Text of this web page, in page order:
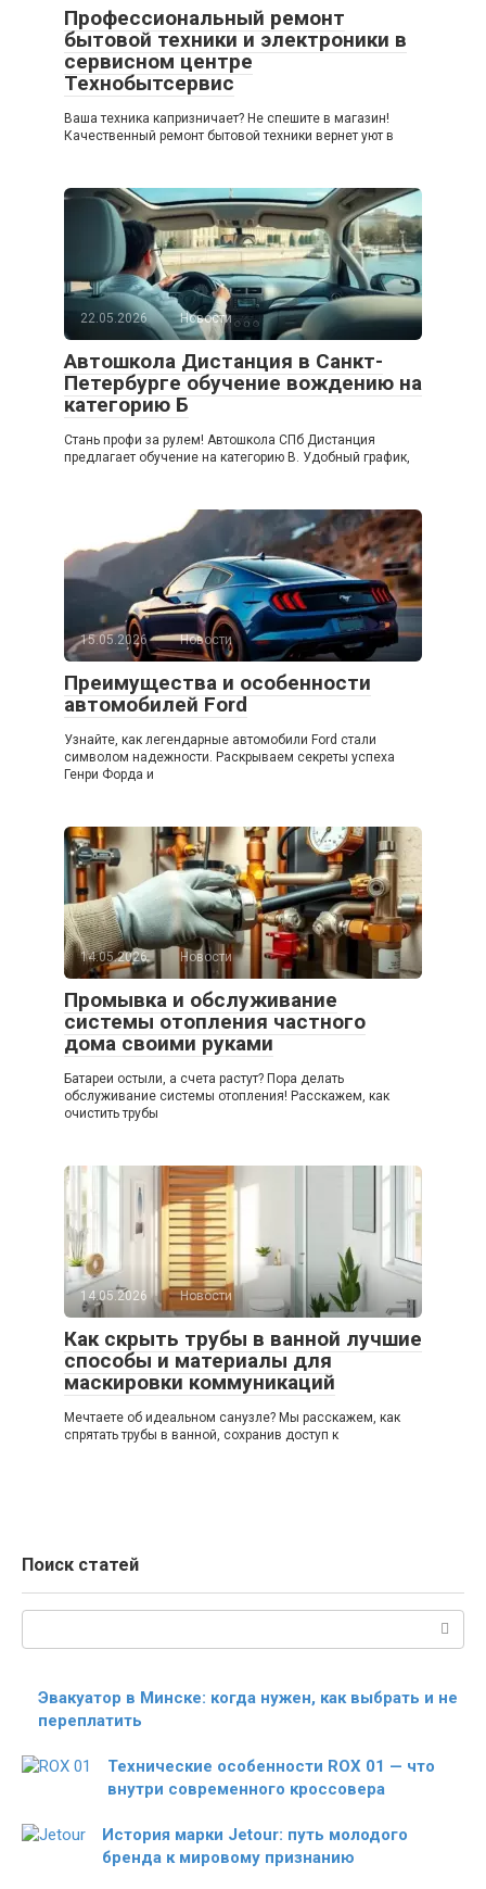
Профессиональный ремонт
бытовой техники и электроники в
сервисном центре
Технобытсервис
Ваша техника капризничает? Не спешите в магазин!
Качественный ремонт бытовой техники вернет уют в
22.05.2026 Новости
Автошкола Дистанция в Санкт-
Петербурге обучение вождению на
категорию Б
Стань профи за рулем! Автошкола СПб Дистанция
предлагает обучение на категорию B. Удобный график,
15.05.2026 Новости
Преимущества и особенности
автомобилей Ford
Узнайте, как легендарные автомобили Ford стали
символом надежности. Раскрываем секреты успеха
Генри Форда и
14.05.2026 Новости
Промывка и обслуживание
системы отопления частного
дома своими руками
Батареи остыли, а счета растут? Пора делать
обслуживание системы отопления! Расскажем, как
очистить трубы
14.05.2026 Новости
Как скрыть трубы в ванной лучшие
способы и материалы для
маскировки коммуникаций
Мечтаете об идеальном санузле? Мы расскажем, как
спрятать трубы в ванной, сохранив доступ к
Поиск статей
Эвакуатор в Минске: когда нужен, как выбрать и не
переплатить
Технические особенности ROX 01 — что
внутри современного кроссовера
История марки Jetour: путь молодого
бренда к мировому признанию